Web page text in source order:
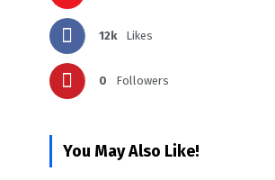
12k Likes
0 Followers
You May Also Like!